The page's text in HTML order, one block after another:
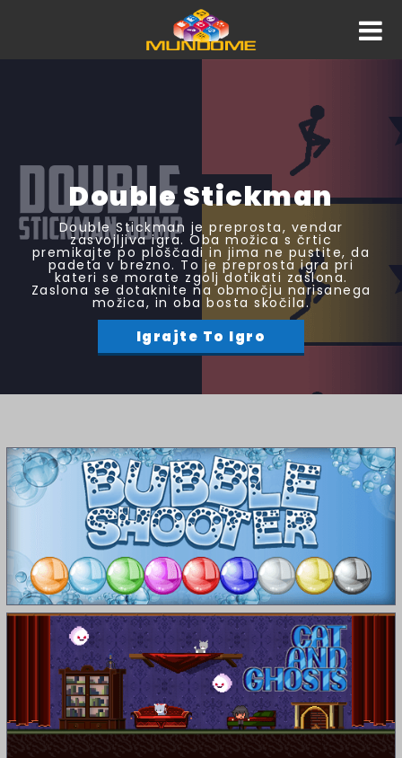
Double Stickman
Double Stickman je preprosta, vendar
zasvojljiva igra. Oba možica s črtic
premikajte po ploščadi in jima ne pustite, da
padeta v brezno. To je preprosta igra pri
kateri se morate zgolj dotikati zaslona.
Zaslona se dotaknite na območju narisanega
možica, in oba bosta skočila.
Igrajte To Igro